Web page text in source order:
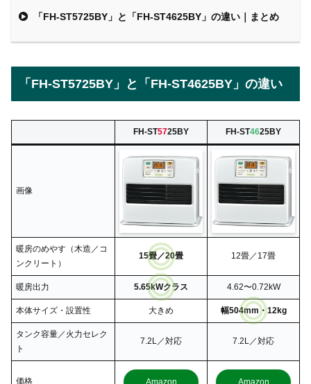
「FH-ST5725BY」と「FH-ST4625BY」の違い｜まとめ
「FH-ST5725BY」と「FH-ST4625BY」の違い
FH-ST5725BY FH-ST4625BY
画像
暖房のめやす（木造／コ
ンクリート）
15畳／20畳 12畳／17畳
暖房出力 5.65kWクラス 4.62〜0.72kW
本体サイズ・設置性 大きめ 幅504mm・12kg
タンク容量／火力セレク
ト
7.2L／対応 7.2L／対応
価格 Amazon Amazon